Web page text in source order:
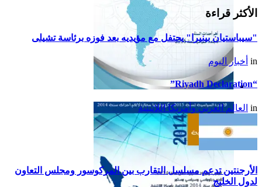
تقرير أمريكا اللاتينية لسنة
2015
الأكثر قراءة
"سيباستيان بينيرا" يحتفل مع مؤيديه بعد فوزه برئاسة تشيلى
in أخبار اليوم
“Riyadh Declaration”
in العالم العربي وأمريكا اللاتينية
الأرجنتين تدعم مسلسل التقارب بين المركوسور ومجلس التعاون
لدول الخليج